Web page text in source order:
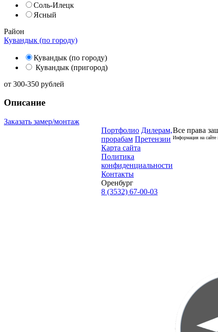
Соль-Илецк
Ясный
Район
Кувандык (по городу)
Кувандык (по городу)
Кувандык (пригород)
от 300-350 рублей
Описание
Заказать замер/монтаж
Портфолио Дилерам,
прорабам Претензии
Карта сайта
Политика
конфиденциальности
Контакты
Оренбург
8 (3532) 67-00-03
Все права
Информация на сайте